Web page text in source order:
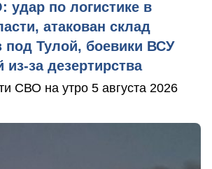
удар по логистике в
атакован склад
под Тулой, боевики ВСУ
из-за дезертирства
СВО на утро 5 августа 2026